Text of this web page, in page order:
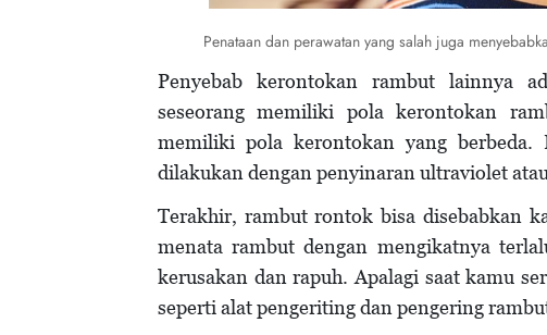
Penataan dan perawatan yang salah juga
Penyebab kerontokan rambut lainnya
seseorang memiliki pola kerontokan
memiliki pola kerontokan yang berbeda.
dilakukan dengan penyinaran ultraviolet
Terakhir, rambut rontok bisa disebabkan
menata rambut dengan mengikatnya
kerusakan dan rapuh. Apalagi saat kamu
seperti alat pengeriting dan pengering